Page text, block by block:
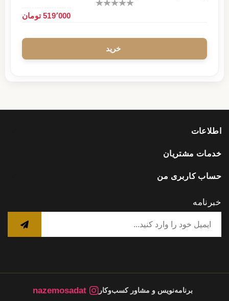
519٬000 تومان
اطلاعات
خدمات مشتریان
حساب کاربری من
خبرنامه
برنامه‌نویس و مشاور کسب‌وکار nazemosadat